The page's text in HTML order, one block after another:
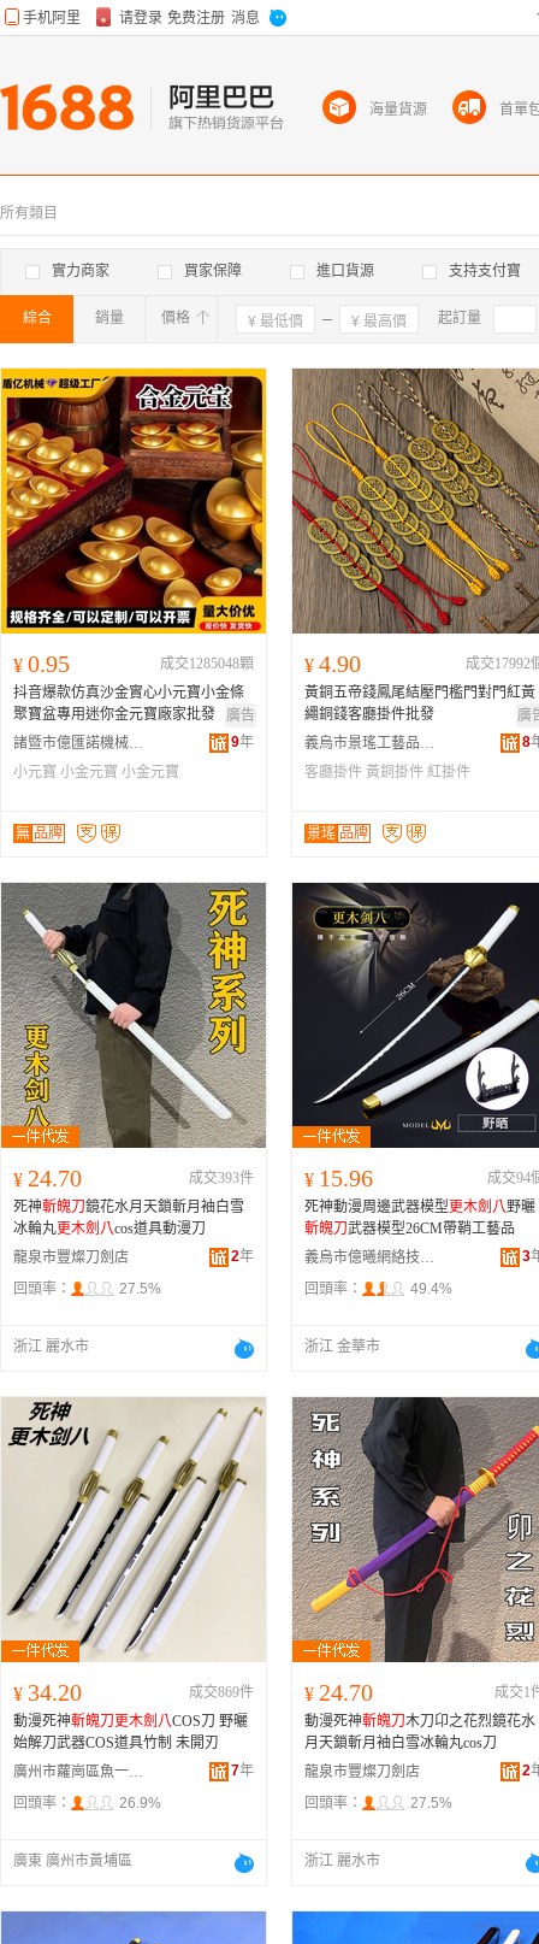
所有類目
實力商家 買家保障 進口貨源 支持支付寶
綜合 銷量 價格 確定 起訂量
¥ 0.95
成交1285048顆
抖音爆款仿真沙金實心小元寶小金條
聚寶盆專用迷你金元寶廠家批發
廣告
諸暨市億匯諾機械有限公司
9年
小元寶 小金元寶 小金元寶
無 品牌
¥ 4.90
成交17992
黃銅五帝錢鳳尾結壓門檻門對門紅黃
繩銅錢客廳掛件批發
廣
義烏市景瑤工藝品有限公司
8
客廳掛件 黃銅掛件 紅掛件
景瑤 品牌
¥ 24.70
成交393件
死神斬魄刀鏡花水月天鎖斬月袖白雪
冰輪丸更木劍八cos道具動漫刀
龍泉市豐燦刀劍店
2年
回頭率：
27.5%
浙江 麗水市
¥ 15.96
成交94
死神動漫周邊武器模型更木劍八野曬
斬魄刀武器模型26CM帶鞘工藝品
義烏市億曦網絡技術服務部
3
回頭率：
49.4%
浙江 金華市
¥ 34.20
成交869件
動漫死神斬魄刀更木劍八COS刀 野曬
始解刀武器COS道具竹制 未開刃
廣州市蘿崗區魚一偶文體用品部
7年
回頭率：
26.9%
廣東 廣州市黃埔區
¥ 24.70
成交1
動漫死神斬魄刀木刀卬之花烈鏡花水
月天鎖斬月袖白雪冰輪丸cos刀
龍泉市豐燦刀劍店
2
回頭率：
27.5%
浙江 麗水市
海量貨源 首單